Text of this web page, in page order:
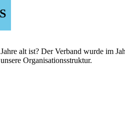
alt ist? Der Verband wurde im
Organisationsstruktur.